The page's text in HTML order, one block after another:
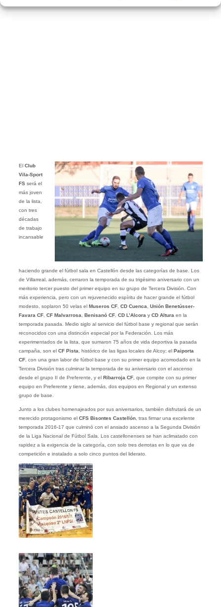
El Club
Vila-Sport
FSserá el
más joven
de la lista,
con tres
décadas
de trabajo
incansable
haciendo grande el fútbol sala en Castellón desde las categorías de base. Los
de Villarreal, además, cerraron la temporada de su trigésimo aniversario con un
meritorio tercer puesto del primer equipo en su grupo de Tercera División. Con
más experiencia, pero con un rejuvenecido espíritu de hacer grande el fútbol
modesto, soplaron 50 velas el Museros CF, CD Cuenca
Unión Benetússer-
Favara CF, CF Malvarrosa Benisanó CF, CD L’Alcora y CD Altura en la
temporada pasada. Medio siglo al servicio del fútbol base y regional que serán
reconocidos con una distinción especial por la Federación. Los más
experimentados de la lista, que sumaron 75 años de vida deportiva la pasada
campaña, son el CF Pista , histórico de las ligas locales de Alcoy; el Paiporta
CF, con una gran labor de fútbol base y con su primer equipo acomodado en la
Tercera División tras culminar la temporada de su aniversario con el ascenso
desde el grupo II de Preferente, y el Ribarroja CF, que compite con su primer
equipo en Preferente y tiene, además, dos equipos en Regional y un extenso
grupo de base.
Junto a los clubes homenajeados por sus aniversarios, también disfrutará de un
merecido protagonismo el CFS Bisontes Castellón, tras firmar una excelente
temporada 2016-17 que culminó con el ansiado ascenso a la Segunda División
de la Liga Nacional de Fútbol Sala. Los castellonenses se han aclimatado con
rapidez a la exigencia de la categoría, con solo tres derrotas en lo que va de
competición e instalado a solo cinco puntos del liderato.